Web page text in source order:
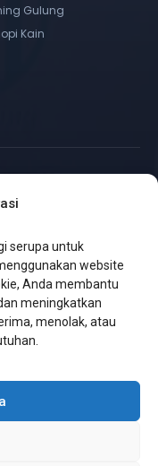
serupa untuk
website
Anda membantu
meningkatkan
menolak, atau
Gulung
Kain